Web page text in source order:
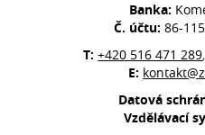
Banka:
Č. účtu:86-
T:+420 516 471 289,
E:
Datová
Vzdělávací